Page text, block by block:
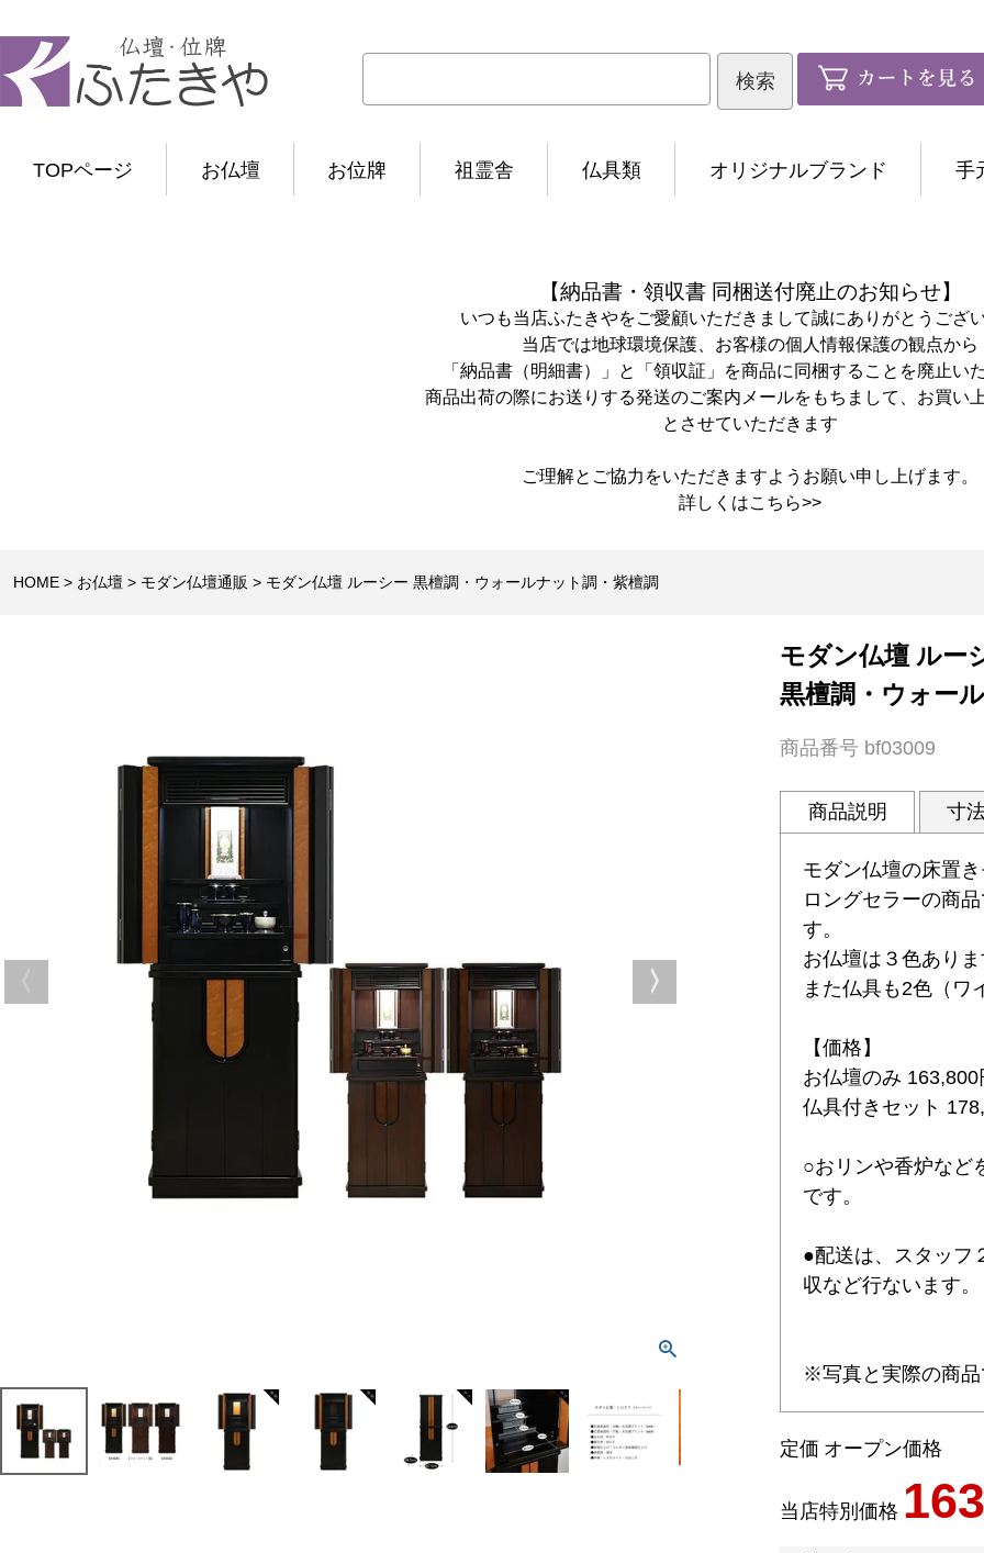
TOPページ お仏壇 お位牌 祖霊舎 仏具類 オリジナルブランド 手
【納品書・領収書 同梱送付廃止のお知らせ】
いつも当店ふたきやをご愛顧いただきまして誠にありがとうござ
当店では地球環境保護、お客様の個人情報保護の観点から
「納品書（明細書）」と「領収証」を商品に同梱することを廃止い
商品出荷の際にお送りする発送のご案内メールをもちまして、お買い
とさせていただきます
ご理解とご協力をいただきますようお願い申し上げます。
詳しくはこちら>>
HOME お仏壇 モダン仏壇通販 モダン仏壇 ルーシー 黒檀調・ウォールナット調・紫檀調
モダン仏壇 ルー
黒檀調・ウォー
商品番号 bf03009
商品説明 寸
モダン仏壇の床置
ロングセラーの商
す。
お仏壇は３色あり
また仏具も2色（ワ
【価格】
お仏壇のみ 163,800
仏具付きセット
○おリンや香炉など
です。
●配送は、スタッフ
収など行ないます。
※写真と実際の商品
定価 オープン価格
当店特別価格